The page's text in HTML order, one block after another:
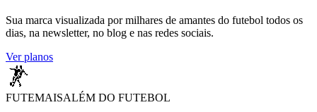
Sua marca visualizada por milhares de amantes do futebol todos os
dias, na newsletter, no blog e nas redes sociais.
Ver planos
FUTEMAISALÉM DO FUTEBOL